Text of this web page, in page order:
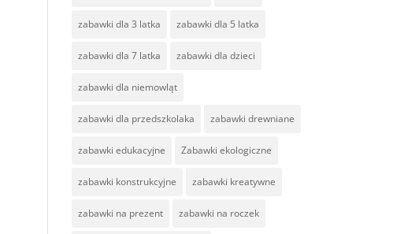
zabawki dla 3 latka zabawki dla 5 latka
zabawki dla 7 latka zabawki dla dzieci
zabawki dla niemowląt
zabawki dla przedszkolaka zabawki drewniane
zabawki edukacyjne Zabawki ekologiczne
zabawki konstrukcyjne zabawki kreatywne
zabawki na prezent zabawki na roczek